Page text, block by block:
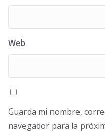
Web
Guarda mi nombre,
navegador para la